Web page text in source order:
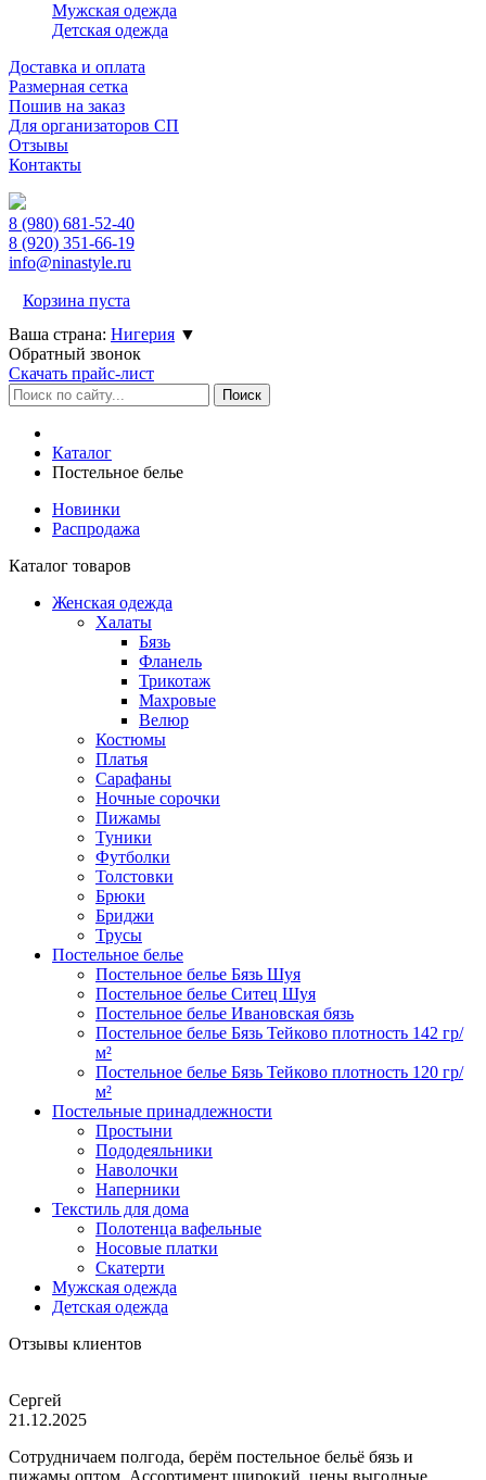
Мужская одежда
Детская одежда
Доставка и оплата
Размерная сетка
Пошив на заказ
Для организаторов СП
Отзывы
Контакты
8 (980) 681-52-40
8 (920) 351-66-19
info@ninastyle.ru
Корзина пуста
Ваша страна: Нигерия ▼
Обратный звонок
Скачать прайс-лист
Каталог
Постельное белье
Новинки
Распродажа
Каталог товаров
Женская одежда
Халаты
Бязь
Фланель
Трикотаж
Махровые
Велюр
Костюмы
Платья
Сарафаны
Ночные сорочки
Пижамы
Туники
Футболки
Толстовки
Брюки
Бриджи
Трусы
Постельное белье
Постельное белье Бязь Шуя
Постельное белье Ситец Шуя
Постельное белье Ивановская бязь
Постельное белье Бязь Тейково плотность 142 гр/
м²
Постельное белье Бязь Тейково плотность 120 гр/
м²
Постельные принадлежности
Простыни
Пододеяльники
Наволочки
Наперники
Текстиль для дома
Полотенца вафельные
Носовые платки
Скатерти
Мужская одежда
Детская одежда
Отзывы клиентов
Сергей
21.12.2025
Сотрудничаем полгода, берём постельное бельё бязь и
пижамы оптом. Ассортимент широкий, цены выгодные,